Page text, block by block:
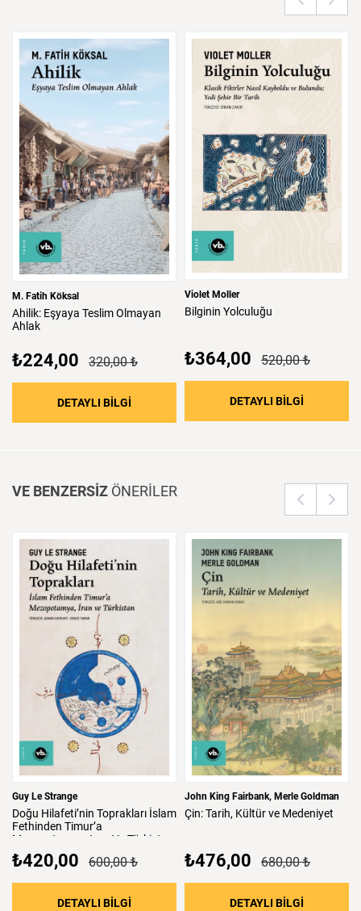
M. Fatih Köksal
Ahilik: Eşyaya TeslimOlmayan
Ahlak
₺224,00 320,00 ₺
DETAYLI BİLGİ : Ahilik: Eşyaya Teslim Olmayan Ahlak
Violet Moller
Bilginin Yolculuğu
₺364,00 520,00 ₺
DETAYLI BİLGİ
VE BENZERSİZ ÖNERİLER
Guy Le Strange
Doğu Hilafeti’nin Toprakları İslam
Fethinden Timur’a
Mezopotamya,
Iran Ve Türkistan
₺420,00 600,00 ₺
DETAYLI BİLGİ : Doğu Hilafeti’nin Toprakları İslam
John King Fairbank Merle Goldman
Çin:Tarih, Kültürve Medeniyet
₺476,00 680,00 ₺
DETAYLI BİLGİ